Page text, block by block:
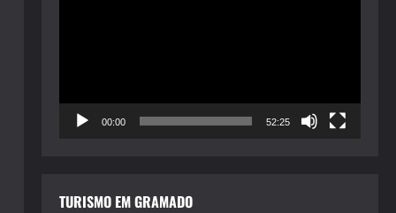
00:00 52:25
TURISMO EM GRAMADO